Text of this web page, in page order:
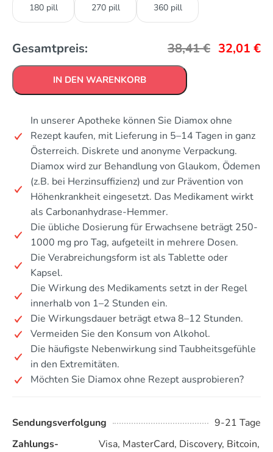
180 pill 270 pill 360 pill
Gesamtpreis: 38,41€ 32,01 €
IN DEN WARENKORB
In unserer Apotheke können Sie Diamox ohne
Rezept kaufen, mit Lieferung in 5–14 Tagen in ganz
Österreich. Diskrete und anonyme Verpackung.
Diamox wird zur Behandlung von Glaukom, Ödemen
(z.B. bei Herzinsuffizienz) und zur Prävention von
Höhenkrankheit eingesetzt. Das Medikament wirkt
als Carbonanhydrase-Hemmer.
Die übliche Dosierung für Erwachsene beträgt 250-
1000 mg pro Tag, aufgeteilt in mehrere Dosen.
Die Verabreichungsform ist als Tablette oder
Kapsel.
Die Wirkung des Medikaments setzt in der Regel
innerhalb von 1–2 Stunden ein.
Die Wirkungsdauer beträgt etwa 8–12 Stunden.
Vermeiden Sie den Konsum von Alkohol.
Die häufigste Nebenwirkung sind Taubheitsgefühle
in den Extremitäten.
Möchten Sie Diamox ohne Rezept ausprobieren?
Sendungsverfolgung
9-21 Tage
Zahlungs-
Visa, MasterCard, Discovery, Bitcoin,